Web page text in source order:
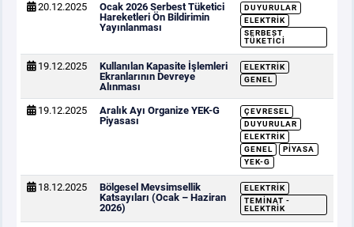
20.12.2025
Ocak 2026 Serbest Tüketici
Hareketleri Ön Bildirimin
Yayınlanması
DUYURULAR
ELEKTRIK
SERBEST
TÜKETICI
19.12.2025
Kullanılan Kapasite İşlemleri
Ekranlarının Devreye
Alınması
ELEKTRIK
GENEL
19.12.2025
Aralık Ayı Organize YEK-G
Piyasası
ÇEVRESEL
DUYURULAR
ELEKTRIK
GENEL
PIYASA
YEK-G
18.12.2025
Bölgesel Mevsimsellik
Katsayıları (Ocak – Haziran
2026)
ELEKTRIK
TEMINAT -
ELEKTRIK